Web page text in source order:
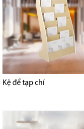
Kệ để tạp chí